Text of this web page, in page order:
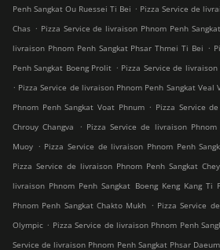
Penh Sangkat Ou Ruessei Ti Bei . Pizza Service de
Chas . Pizza Service de livraison Phnom Penh
livraison Phnom Penh Sangkat Phsar Thmei Ti Bei .
Penh Sangkat Boeng Prolit . Pizza Service de livraison
. Pizza Service de livraison Phnom Penh Sangkat Veal
Phnom Penh Sangkat Voat Phnum . Pizza Service
Chrouy Changva
. Pizza Service de livraison
Muoy . Pizza Service de livraison Phnom Penh
Pizza Service de livraison Phnom Penh Sangkat
livraison Phnom Penh Sangkat Boeng Keng Kang Ti
Phnom Penh Sangkat Chakto Mukh . Pizza Service
Olympic . Pizza Service de livraison Phnom Penh
Service de livraison Phnom Penh Sangkat Phsar